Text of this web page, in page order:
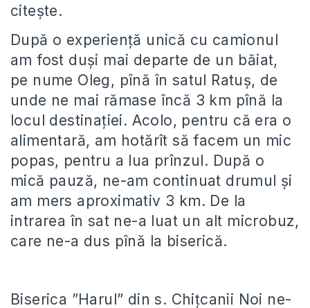
citește.
După o experiență unică cu camionul
am fost duși mai departe de un băiat,
pe nume Oleg, pînă în satul Ratuș, de
unde ne mai rămase încă 3 km pînă la
locul destinației. Acolo, pentru că era o
alimentară, am hotărît să facem un mic
popas, pentru a lua prînzul. După o
mică pauză, ne-am continuat drumul și
am mers aproximativ 3 km. De la
intrarea în sat ne-a luat un alt microbuz,
care ne-a dus pînă la biserică.
Biserica ”Harul” din s. Chițcanii Noi ne-